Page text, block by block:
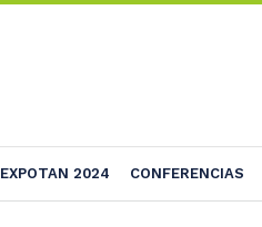
EXPOTAN 2024 CONFERENCIAS